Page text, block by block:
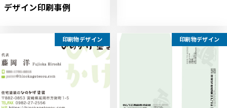
デザイン印刷事例
印刷物デザイン 印刷物デザイン